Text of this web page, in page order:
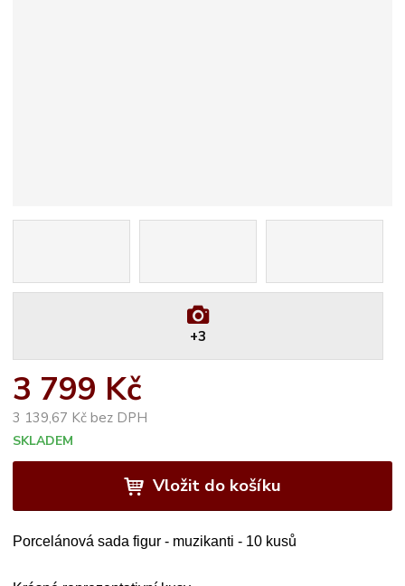
+3
3 799 Kč
3 139,67 Kč bez DPH
SKLADEM
Vložit do košíku
Porcelánová sada figur - muzikanti - 10 kusů